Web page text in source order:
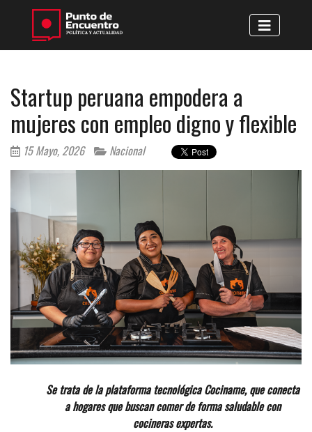
Startup peruana empodera a
mujeres con empleo digno y flexible
15 Mayo, 2026 Nacional
Se trata de la plataforma tecnológica Cociname, que conecta
a hogares que buscan comer de forma saludable con
cocineras expertas.